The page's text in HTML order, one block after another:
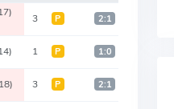
3 Р 2:1
1 Р 1:0
3 Р 2:1